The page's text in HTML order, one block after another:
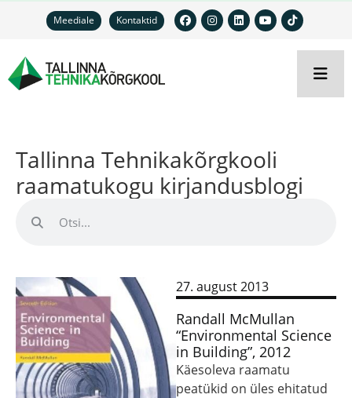
Meediale Kontaktid
Tallinna Tehnikakõrgkooli
raamatukogu kirjandusblogi
27. august 2013
Randall McMullan
“Environmental Science
in Building”, 2012
Käesoleva raamatu
peatükid on üles ehitatud